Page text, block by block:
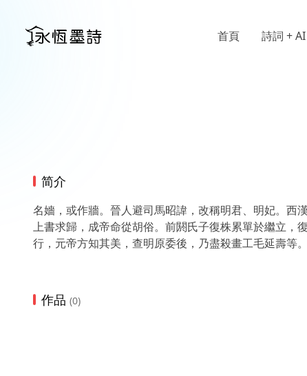
首頁 詩詞 + AI
简介
名嬙，或作牆。晉人避司馬昭諱，改稱明君、明妃。西
上書求歸，成帝命從胡俗。前閼氏子復株累單於繼立，
行，元帝方知其美，查明原委後，乃盡殺畫工毛延壽等。
作品 (0)